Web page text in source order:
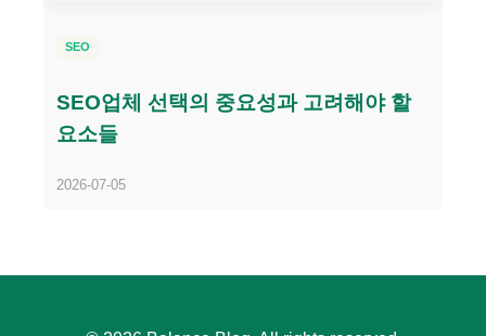
SEO
SEO업체 선택의 중요성과 고려해야 할
요소들
2026-07-05